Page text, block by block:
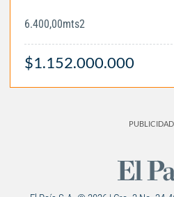
6.400,00mts2
$1.152.000.000
PUBLICIDAD